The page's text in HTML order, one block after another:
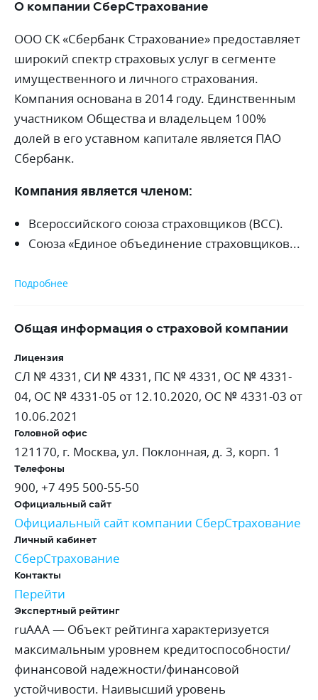
О компании СберСтрахование
ООО СК «Сбербанк Страхование» предоставляет
широкий спектр страховых услуг в сегменте
имущественного и личного страхования.
Компания основана в 2014 году. Единственным
участником Общества и владельцем 100%
долей в его уставном капитале является ПАО
Сбербанк.
Компания является членом:
Всероссийского союза страховщиков (ВСС).
Союза «Единое объединение страховщиков...
Подробнее
Общая информация о страховой компании
Лицензия
СЛ № 4331, СИ № 4331, ПС № 4331, ОС № 4331-
04, ОС № 4331-05 от 12.10.2020, ОС № 4331-03 от
10.06.2021
Головной офис
121170, г. Москва, ул. Поклонная, д. 3, корп. 1
Телефоны
900, +7 495 500-55-50
Официальный сайт
Официальный сайт компании СберСтрахование
Личный кабинет
СберСтрахование
Контакты
Перейти
Экспертный рейтинг
ruAAA— Объект рейтинга характеризуется
максимальным уровнем кредитоспособности/
финансовой надежности/финансовой
устойчивости. Наивысший уровень